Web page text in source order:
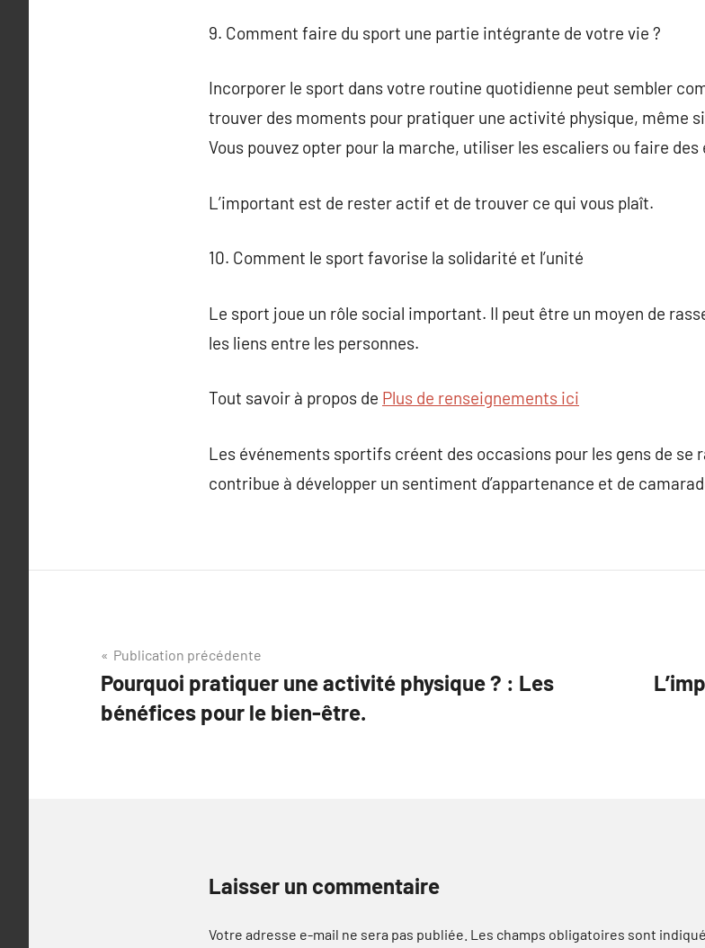
9. Comment faire du sport une partie intégrante de votre vie ?
Incorporer le sport dans votre routine quotidienne peut sembler
trouver des moments pour pratiquer une activité physique, même
Vous pouvez opter pour la marche, utiliser les escaliers ou faire
L’important est de rester actif et de trouver ce qui vous plaît.
10. Comment le sport favorise la solidarité et l’unité
Le sport joue un rôle social important. Il peut être un moyen de
les liens entre les personnes.
Tout savoir à propos de Plus de renseignements ici
Les événements sportifs créent des occasions pour les gens de se
contribue à développer un sentiment d’appartenance et de
Navigation
de
l’article
Publication précédente
Pourquoi pratiquer une activité physique ? : Les
bénéfices pour le bien-être.
Laisser un commentaire
Votre adresse e-mail ne sera pas publiée. Les champs obligatoires sont